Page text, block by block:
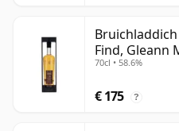
Find, Gleann
Cask 1373
70cl • 58.6%
€ 175 ?